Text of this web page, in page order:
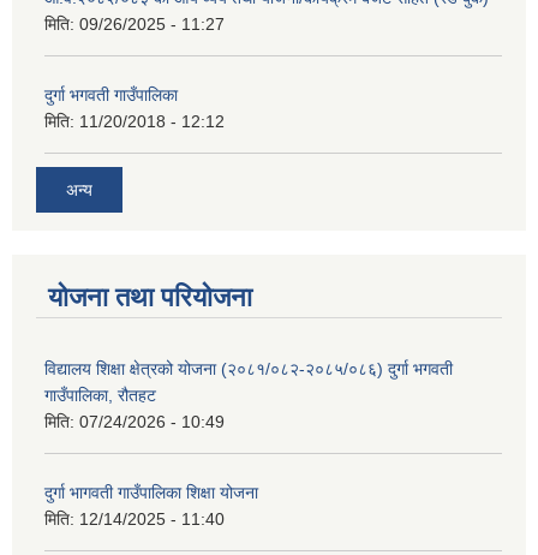
मिति: 09/26/2025 - 11:27
दुर्गा भगवती गाउँपालिका
मिति: 11/20/2018 - 12:12
अन्य
योजना तथा परियोजना
विद्यालय शिक्षा क्षेत्रको योजना (२०८१/०८२-२०८५/०८६) दुर्गा भगवती
गाउँपालिका, रौतहट
मिति: 07/24/2026 - 10:49
दुर्गा भागवती गाउँपालिका शिक्षा योजना
मिति: 12/14/2025 - 11:40